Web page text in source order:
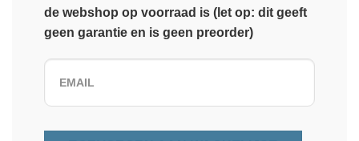
de webshop op voorraad is (let op: dit geeft
geen garantie en is geen preorder)